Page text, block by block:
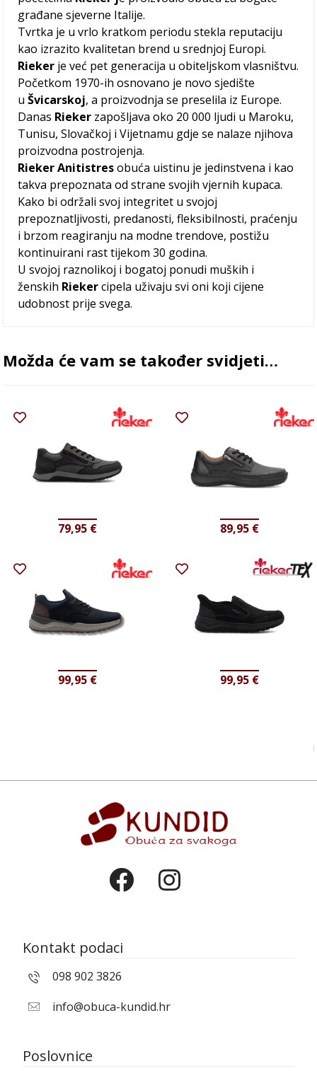
građane sjeverne Italije.
Tvrtka je u vrlo kratkom periodu stekla reputaciju
kao izrazito kvalitetan brend u srednjoj Europi.
Rieker je već pet generacija u obiteljskom vlasništvu.
Početkom 1970-ih osnovano je novo sjedište
uŠvicarskoj, a proizvodnja se preselila iz Europe.
Danas Rieker zapošljava oko 20 000 ljudi u Maroku,
Tunisu, Slovačkoj i Vijetnamu gdje se nalaze njihova
proizvodna postrojenja.
Rieker Anitistresobuća uistinu je jedinstvena i kao
takva prepoznata od strane svojih vjernih kupaca.
Kako bi održali svoj integritet u svojoj
prepoznatljivosti, predanosti, fleksibilnosti, praćenju
i brzom reagiranju na modne trendove, postižu
kontinuirani rast tijekom 30 godina.
U svojoj raznolikoj i bogatoj ponudi muških i
ženskih Riekercipela uživaju svi oni koji cijene
udobnost prije svega.
Možda će vam se također svidjeti…
79,95 € 89,95 €
99,95 € 99,95 €
Kontakt podaci
098 902 3826
info@obuca-kundid.hr
Poslovnice